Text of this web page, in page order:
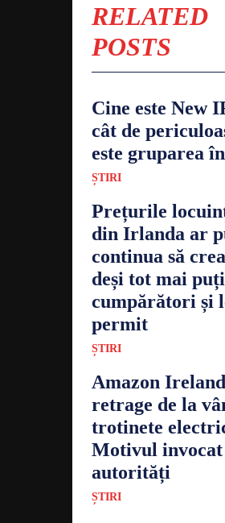
RELATED
POSTS
Cine este New
cât de
este gruparea
ȘTIRI
Prețurile
din Irlanda ar
continua să
deși tot mai
cumpărători și
permit
ȘTIRI
Amazon Ireland
retrage de la
trotinete
Motivul invocat
autorități
ȘTIRI